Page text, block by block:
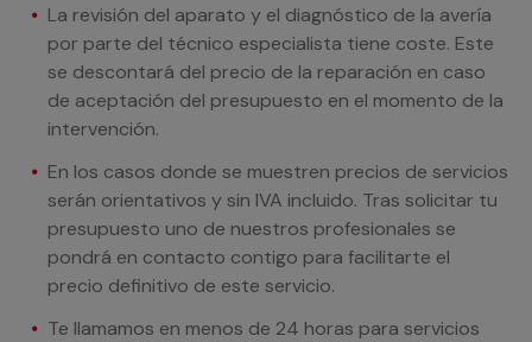
La revisión del aparato y el diagnóstico de la avería
por parte del técnico especialista tiene coste. Este
se descontará del precio de la reparación en caso
de aceptación del presupuesto en el momento de la
intervención.
En los casos donde se muestren precios de servicios
serán orientativos y sin IVA incluido. Tras solicitar tu
presupuesto uno de nuestros profesionales se
pondrá en contacto contigo para facilitarte el
precio definitivo de este servicio.
Te llamamos en menos de 24 horas para servicios